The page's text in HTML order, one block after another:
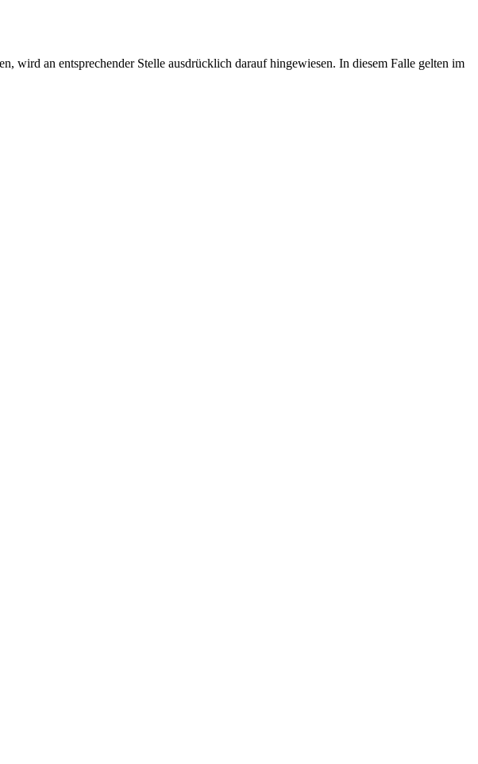
wird an entsprechender Stelle ausdrücklich darauf hingewiesen. In diesem Falle gelten im